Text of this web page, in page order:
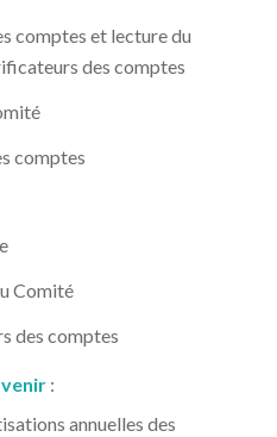
comptes et lecture du
des comptes
comptes
Comité
des comptes
venir:
annuelles des